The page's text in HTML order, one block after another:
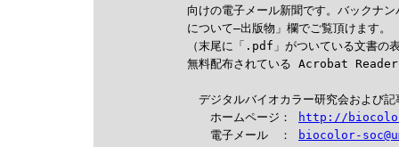
向けの電子メール新聞です。バックナ
について―出版物」欄でご覧頂けます。
（末尾に「.pdf」がついている文書の
無料配布されている Acrobat Reader
デジタルバイオカラー研究会および記
ホームページ：
http://
電子メール　：
biocolor-